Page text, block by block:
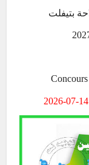
بتيفلت